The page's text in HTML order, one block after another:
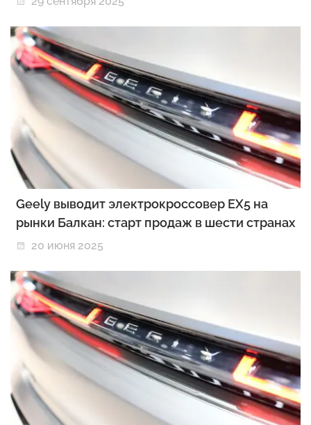
Geely выводит электрокроссовер EX5 на
рынки Балкан: старт продаж в шести странах
20 июня 2025